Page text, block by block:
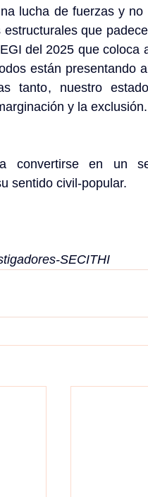
lucha de fuerzas y no
que
del 2025 que coloca
están presentando
tanto, nuestro
y la exclusión.
convertirse en un
sentido civil-popular.
SECITHI